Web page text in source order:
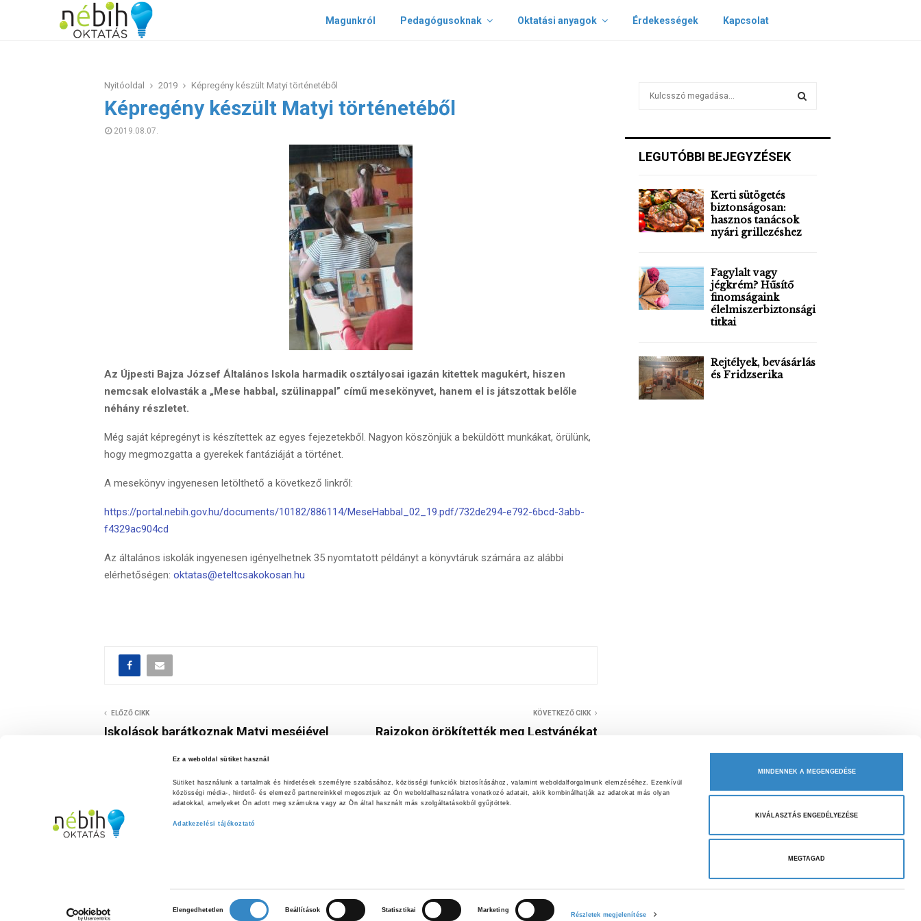
Ez a weboldal sütiket használ
Sütiket használunk a tartalmak és hirdetések személyre szabásához, közösségi funkciók biztosításához, valamint weboldalforgalmunk elemzéséhez. Ezenkívül
közösségi média-, hirdető- és elemező partnereinkkel megosztjuk az Ön weboldalhasználatra vonatkozó adatait, akik kombinálhatják az adatokat más olyan
adatokkal, amelyeket Ön adott meg számukra vagy az Ön által használt más szolgáltatásokból gyűjtöttek.
Adatkezelési tájékoztató
Elengedhetetlen Beállítások Statisztikai Marketing
Részletek megjelenítése
MINDENNEK A MEGENGEDÉSE
KIVÁLASZTÁS ENGEDÉLYEZÉSE
MEGTAGAD
Magunkról Pedagógusoknak Oktatási anyagok Érdekességek Kapcsolat
Nyitóoldal 2019 Képregény készült Matyi történetéből
Képregény készült Matyi történetéből
2019.08.07.
Az Újpesti Bajza József Általános Iskola harmadik osztályosai igazán kitettek magukért, hiszen
nemcsak elolvasták a „Mese habbal, szülinappal” című mesekönyvet, hanem el is játszottak belőle
néhány részletet.
Még saját képregényt is készítettek az egyes fejezetekből. Nagyon köszönjük a beküldött munkákat, örülünk,
hogy megmozgatta a gyerekek fantáziáját a történet.
A mesekönyv ingyenesen letölthető a következő linkről:
https://portal.nebih.gov.hu/documents/10182/886114/MeseHabbal_02_19.pdf/732de294-e792-6bcd-3abb-
f4329ac904cd
Az általános iskolák ingyenesen igényelhetnek 35 nyomtatott példányt a könyvtáruk számára az alábbi
elérhetőségen: oktatas@eteltcsakokosan.hu
ELŐZŐ CIKK
Iskolások barátkoznak Matyi meséjével
KÖVETKEZŐ CIKK
Rajzokon örökítették meg Lestyánékat
h
o
r
:
C
LEGUTÓBBI BEJEGYZÉSEK
Kerti sütögetés
biztonságosan:
hasznos tanácsok
nyári grillezéshez
Fagylalt vagy
jégkrém? Hűsítő
finomságaink
élelmiszerbiztonsági
titkai
Rejtélyek, bevásárlás
és Fridzserika
E-mail:
Letölthető PDF